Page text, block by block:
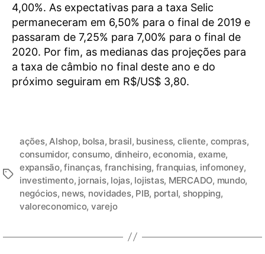
4,00%. As expectativas para a taxa Selic
permaneceram em 6,50% para o final de 2019 e
passaram de 7,25% para 7,00% para o final de
2020. Por fim, as medianas das projeções para
a taxa de câmbio no final deste ano e do
próximo seguiram em R$/US$ 3,80.
ações,Alshop, bolsa, brasil, business, cliente, compras,
consumidor, consumo, dinheiro,economia, exame,
expansão,finanças, franchising, franquias, infomoney,
investimento, jornais, lojas, lojistas, MERCADO, mundo,
negócios, news, novidades, PIB, portal, shopping,
valoreconomico, varejo